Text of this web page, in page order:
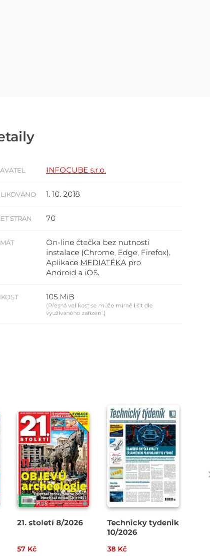
INFOCUBE s.r.o.
1. 10. 2018
STRAN 70
On-line čtečka bez nutnosti
instalace (Chrome, Edge, Firefox).
Aplikace MEDIATÉKA pro
Android a iOS.
105 MiB
(Přesná velikost se může mírně lišit dle
využívaného zařízení.)
21. století 8/2026
57 Kč
Technicky tydenik
10/2026
38 Kč